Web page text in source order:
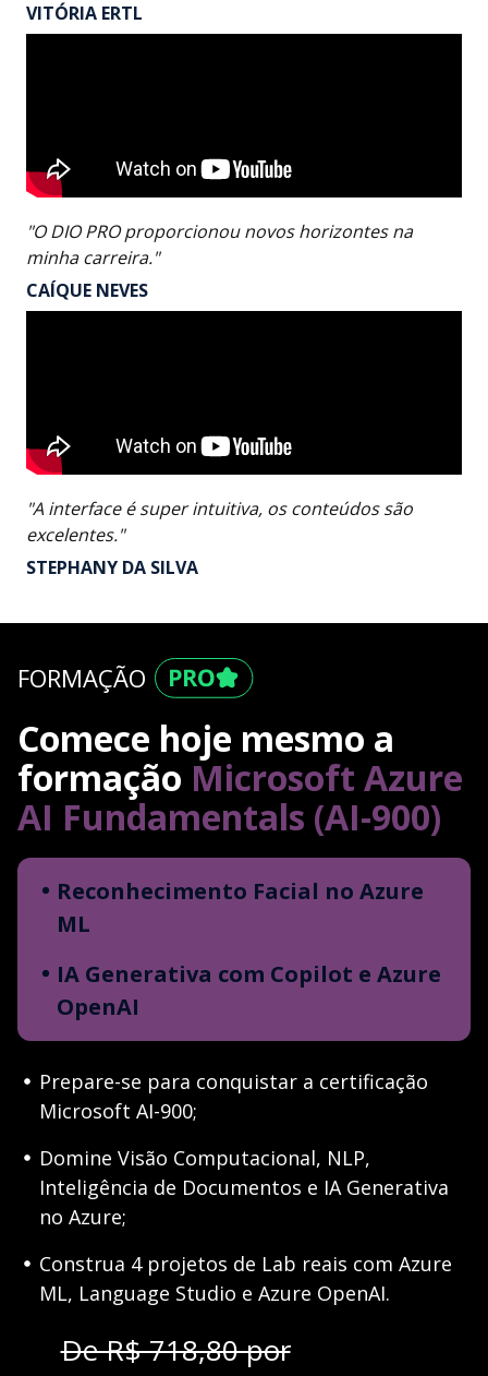
VITÓRIA ERTL
"O DIO PRO proporcionou novos horizontes na
minha carreira."
CAÍQUE NEVES
"A interface é super intuitiva, os conteúdos são
excelentes."
STEPHANY DA SILVA
FORMAÇÃO
Comece hoje mesmo a
formação Microsoft Azure
AI Fundamentals (AI-900)
Reconhecimento Facial no Azure
ML
IA Generativa com Copilot e Azure
OpenAI
Prepare-se para conquistar a certificação
Microsoft AI-900;
Domine Visão Computacional, NLP,
Inteligência de Documentos e IA Generativa
no Azure;
Construa 4 projetos de Lab reais com Azure
ML, Language Studio e Azure OpenAI.
De R$ 718,80 por